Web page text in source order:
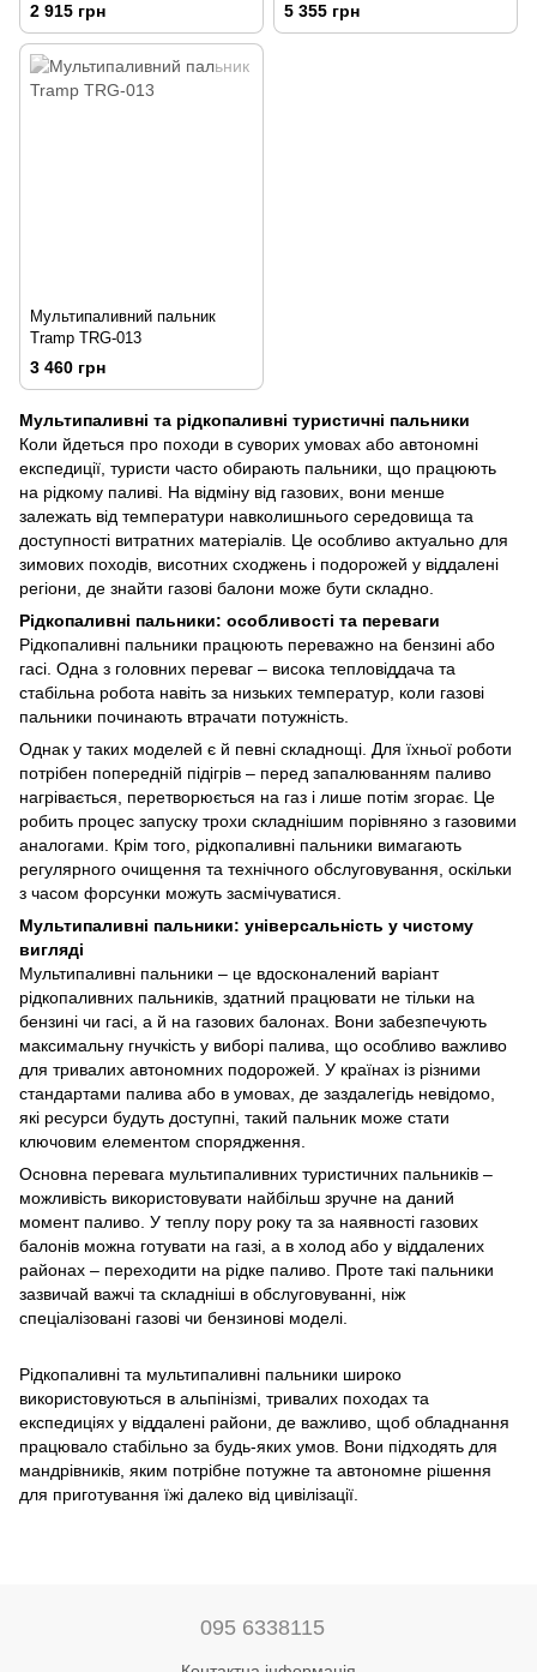
2 915 грн 5 355 грн
Мультипаливний пальник
Tramp TRG-013
3 460 грн
Мультипаливні та рідкопаливні туристичні пальники
Коли йдеться про походи в суворих умовах або автономні
експедиції, туристи часто обирають пальники, що працюють
на рідкому паливі. На відміну від газових, вони менше
залежать від температури навколишнього середовища та
доступності витратних матеріалів. Це особливо актуально для
зимових походів, висотних сходжень і подорожей у віддалені
регіони, де знайти газові балони може бути складно.
Рідкопаливні пальники: особливості та переваги
Рідкопаливні пальники працюють переважно на бензині або
гасі. Одна з головних переваг – висока тепловіддача та
стабільна робота навіть за низьких температур, коли газові
пальники починають втрачати потужність.
Однак у таких моделей є й певні складнощі. Для їхньої роботи
потрібен попередній підігрів – перед запалюванням паливо
нагрівається, перетворюється на газ і лише потім згорає. Це
робить процес запуску трохи складнішим порівняно з газовими
аналогами. Крім того, рідкопаливні пальники вимагають
регулярного очищення та технічного обслуговування, оскільки
з часом форсунки можуть засмічуватися.
Мультипаливні пальники: універсальність у чистому
вигляді
Мультипаливні пальники – це вдосконалений варіант
рідкопаливних пальників, здатний працювати не тільки на
бензині чи гасі, а й на газових балонах. Вони забезпечують
максимальну гнучкість у виборі палива, що особливо важливо
для тривалих автономних подорожей. У країнах із різними
стандартами палива або в умовах, де заздалегідь невідомо,
які ресурси будуть доступні, такий пальник може стати
ключовим елементом спорядження.
Основна перевага мультипаливних туристичних пальників –
можливість використовувати найбільш зручне на даний
момент паливо. У теплу пору року та за наявності газових
балонів можна готувати на газі, а в холод або у віддалених
районах – переходити на рідке паливо. Проте такі пальники
зазвичай важчі та складніші в обслуговуванні, ніж
спеціалізовані газові чи бензинові моделі.
Рідкопаливні та мультипаливні пальники широко
використовуються в альпінізмі, тривалих походах та
експедиціях у віддалені райони, де важливо, щоб обладнання
працювало стабільно за будь-яких умов. Вони підходять для
мандрівників, яким потрібне потужне та автономне рішення
для приготування їжі далеко від цивілізації.
095 6338115